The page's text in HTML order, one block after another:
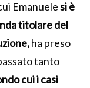
Emanuelesi è
titolare del
ha preso
tanto
cui i casi